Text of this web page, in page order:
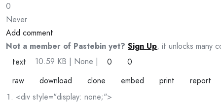
0
Never
Add comment
Not a member of Pastebin yet? Sign Up, it unlocks many
text
10.59 KB | None | 0
0
raw
download clone embed print
report
<div style="display: none;">